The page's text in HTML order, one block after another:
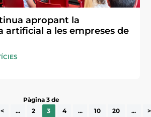
apropant la
artificial a les empreses de
Pàgina 3 de
< ... 2 3 4 ... 10 20 ... >